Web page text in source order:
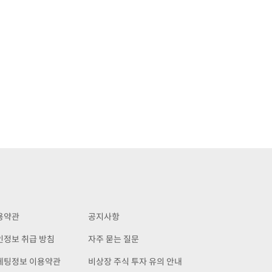
약관
정보 취급 방침
팅정보 이용약관
공지사항
자주 묻는 질문
비상장 주식 투자 유의 안내